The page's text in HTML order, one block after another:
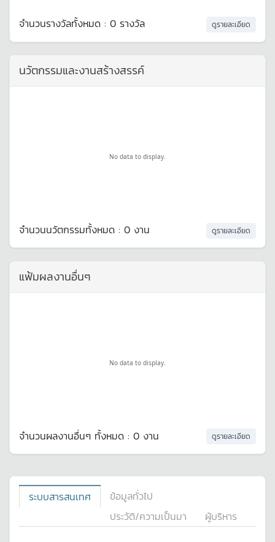
ดูรายละเอียด
จำนวนรางวัลทั้งหมด : 0 รางวัล
นวัตกรรมและงานสร้างสรรค์
No data to display.
ดูรายละเอียด
จำนวนนวัตกรรมทั้งหมด : 0 งาน
แฟ้มผลงานอื่นๆ
No data to display.
ดูรายละเอียด
จำนวนผลงานอื่นๆ ทั้งหมด : 0 งาน
ระบบสารสนเทศ
ข้อมูลทั่วไป
ประวัติ/ความเป็นมา
ผู้บริหาร